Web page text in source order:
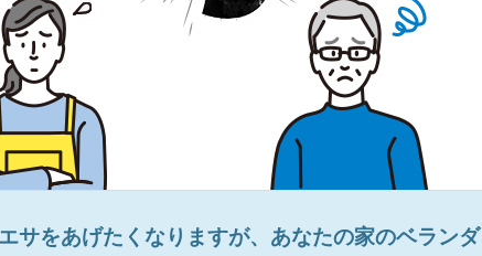
サをあげたくなりますが、あなたの家のベランダ